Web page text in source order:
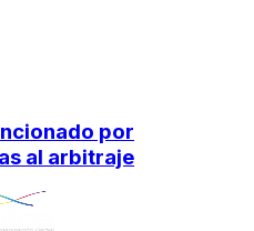
por
al arbitraje